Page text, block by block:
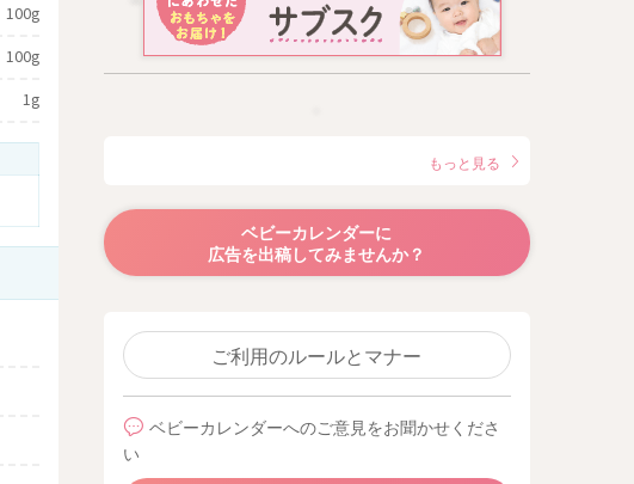
100g
100g
1g
もっと見る
ベビーカレンダーに
広告を出稿してみませんか？
ご利用のルールとマナー
ベビーカレンダーへのご意見をお聞かせくださ
い